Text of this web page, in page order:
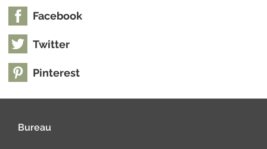
Facebook
Twitter
Pinterest
Bureau